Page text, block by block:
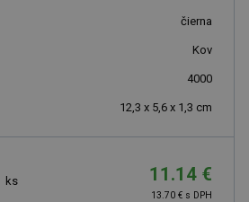
čierna
Kov
4000
12,3 x 5,6 x 1,3 cm
ks 11.14 €
13.70 € s DPH